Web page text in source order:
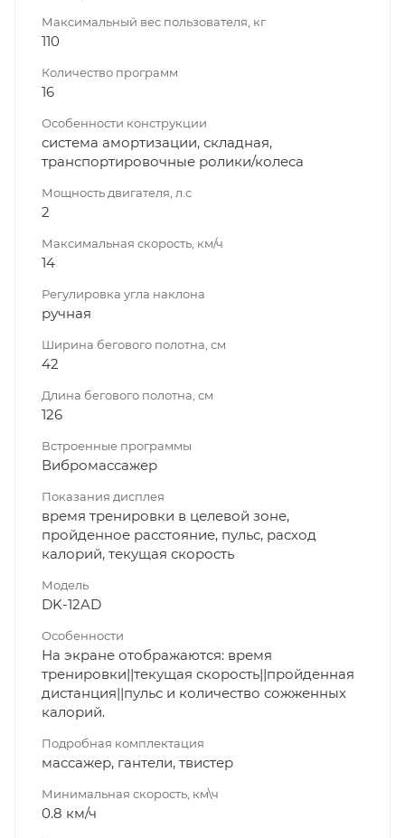
Максимальный вес пользователя, кг
110
Количество программ
16
Особенности конструкции
система амортизации, складная,
транспортировочные ролики/колеса
Мощность двигателя, л.с
2
Максимальная скорость, км/ч
14
Регулировка угла наклона
ручная
Ширина бегового полотна, см
42
Длина бегового полотна, см
126
Встроенные программы
Вибромассажер
Показания дисплея
время тренировки в целевой зоне,
пройденное расстояние, пульс, расход
калорий, текущая скорость
Модель
DK-12AD
Особенности
На экране отображаются: время
тренировки||текущая скорость||пройденная
дистанция||пульс и количество сожженных
калорий.
Подробная комплектация
массажер, гантели, твистер
Минимальная скорость, км\ч
0.8 км/ч